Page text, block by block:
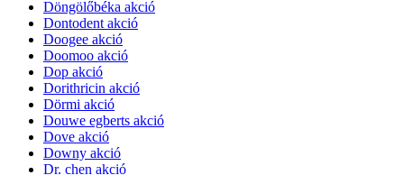
Döngölőbéka akció
Dontodent akció
Doogee akció
Doomoo akció
Dop akció
Dorithricin akció
Dörmi akció
Douwe egberts akció
Dove akció
Downy akció
Dr. chen akció